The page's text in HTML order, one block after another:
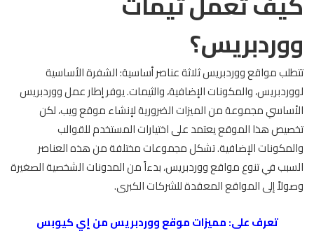
ووردبريس؟
تتطلب مواقع ووردبريس ثلاثة عناصر أساسية: الشفرة الأساسية
لووردبريس، والمكونات الإضافية، والثيمات. يوفر إطار عمل ووردبريس
الأساسي مجموعة من الميزات الضرورية لإنشاء موقع ويب، لكن
تخصيص هذا الموقع يعتمد على اختيارات المستخدم للقوالب
والمكونات الإضافية. تشكل مجموعات مختلفة من هذه العناصر
السبب في تنوعمواقع ووردبريس، بدءاً من المدونات الشخصية الصغيرة
وصولاً إلى المواقع المعقدة للشركات الكبرى.
تعرف على:مميزات موقع ووردبريس من إي كيوبس